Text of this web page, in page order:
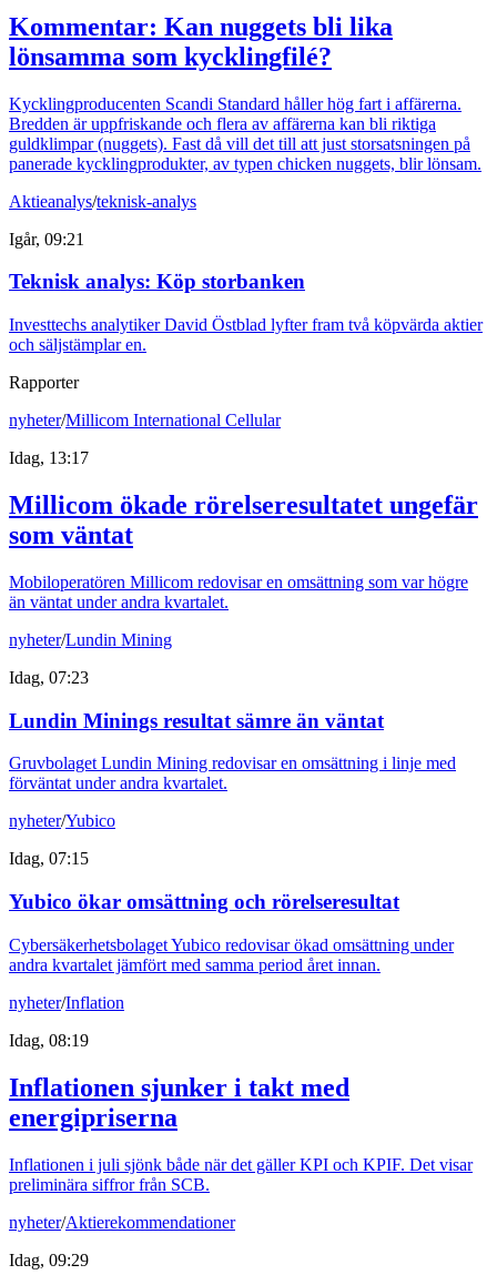
Kommentar: Kan nuggets bli lika
lönsamma som kycklingfilé?
Kycklingproducenten Scandi Standard håller hög fart i affärerna.
Bredden är uppfriskande och flera av affärerna kan bli riktiga
guldklimpar (nuggets). Fast då vill det till att just storsatsningen på
panerade kycklingprodukter, av typen chicken nuggets, blir lönsam.
Aktieanalys/teknisk-analys
Igår, 09:21
Teknisk analys: Köp storbanken
Investtechs analytiker David Östblad lyfter fram två köpvärda aktier
och säljstämplar en.
Rapporter
nyheter/Millicom International Cellular
Idag, 13:17
Millicom ökade rörelseresultatet ungefär
som väntat
Mobiloperatören Millicom redovisar en omsättning som var högre
än väntat under andra kvartalet.
nyheter/Lundin Mining
Idag, 07:23
Lundin Minings resultat sämre än väntat
Gruvbolaget Lundin Mining redovisar en omsättning i linje med
förväntat under andra kvartalet.
nyheter/Yubico
Idag, 07:15
Yubico ökar omsättning och rörelseresultat
Cybersäkerhetsbolaget Yubico redovisar ökad omsättning under
andra kvartalet jämfört med samma period året innan.
nyheter/Inflation
Idag, 08:19
Inflationen sjunker i takt med
energipriserna
Inflationen i juli sjönk både när det gäller KPI och KPIF. Det visar
preliminära siffror från SCB.
nyheter/Aktierekommendationer
Idag, 09:29